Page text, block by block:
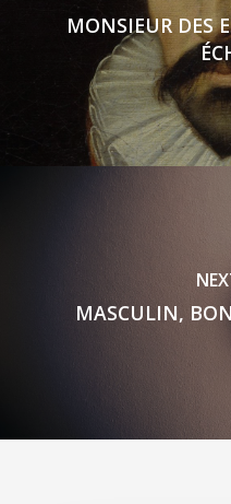
MONSIEUR DES
MASCULIN,